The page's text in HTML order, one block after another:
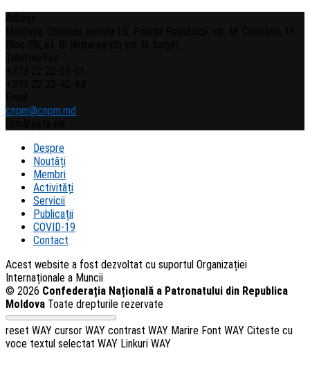
cnpm@cnpm.md
Despre
Noutăți
Membri
Activități
Servicii
Publicații
COVID-19
Contact
Acest website a fost dezvoltat cu suportul Organizației
Internaționale a Muncii
© 2026 Confederația Națională a Patronatului din Republica
Moldova Toate drepturile rezervate
reset WAY cursor WAY contrast WAY Marire Font WAY Citeste cu
voce textul selectat WAY Linkuri WAY